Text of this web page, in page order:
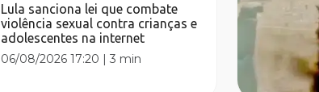
Lula sanciona lei que combate
violência sexual contra crianças e
adolescentes na internet
06/08/2026 17:20 |3 min